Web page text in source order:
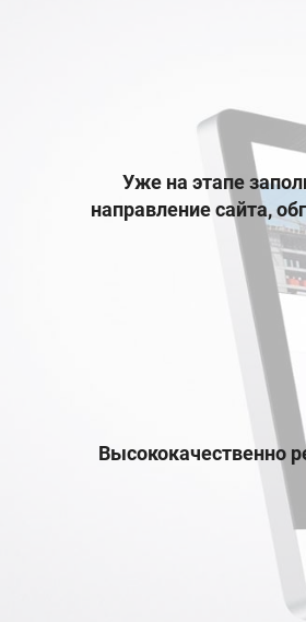
Уже на этапе
направление сайта,
Высококачественно